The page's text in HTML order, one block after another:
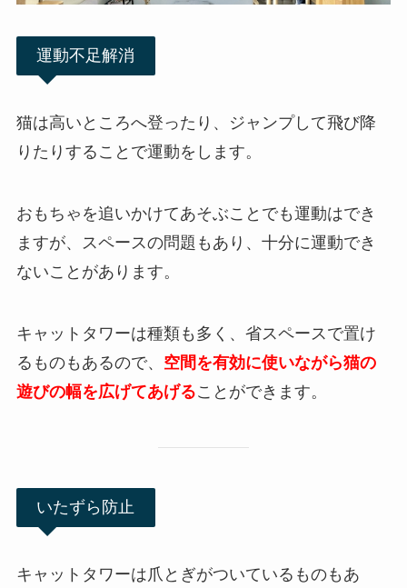
運動不足解消
猫は高いところへ登ったり、ジャンプして飛び降
りたりすることで運動をします。
おもちゃを追いかけてあそぶことでも運動はでき
ますが、スペースの問題もあり、十分に運動でき
ないことがあります。
キャットタワーは種類も多く、省スペースで置け
るものもあるので、 空間を有効に使いながら猫の
遊びの幅を広げてあげることができます。
いたずら防止
キャットタワーは爪とぎがついているものもあ